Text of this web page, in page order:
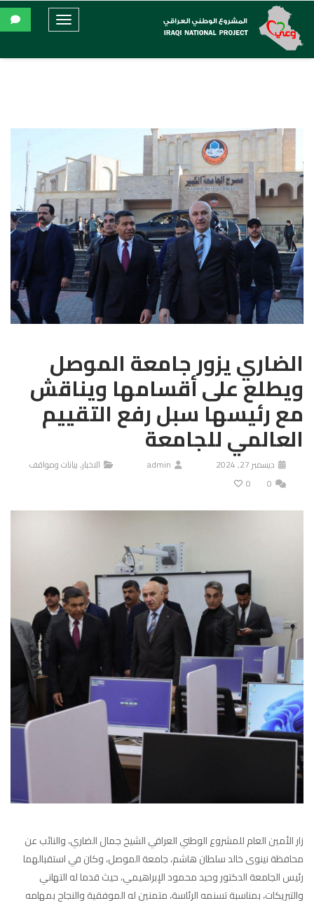
الضاري يزور جامعة الموصل
ويطلع على أقسامها ويناقش
مع رئيسها سبل رفع التقييم
العالمي للجامعة
ديسمبر 27, 2024 admin الاخبار,بيانات ومواقف
0
0
زار الأمين العام للمشروع الوطني العراقي الشيخ جمال الضاري، والنائب عن
محافظة نينوى خالد سلطان هاشم، جامعة الموصل، وكان في استقبالهما
رئيس الجامعة الدكتور وحيد محمود الإبراهيمي، حيث قدما له التهاني
والتبريكات، بمناسبة تسنمه الرئاسة، متمنين له الموفقية والنجاح بمهامه